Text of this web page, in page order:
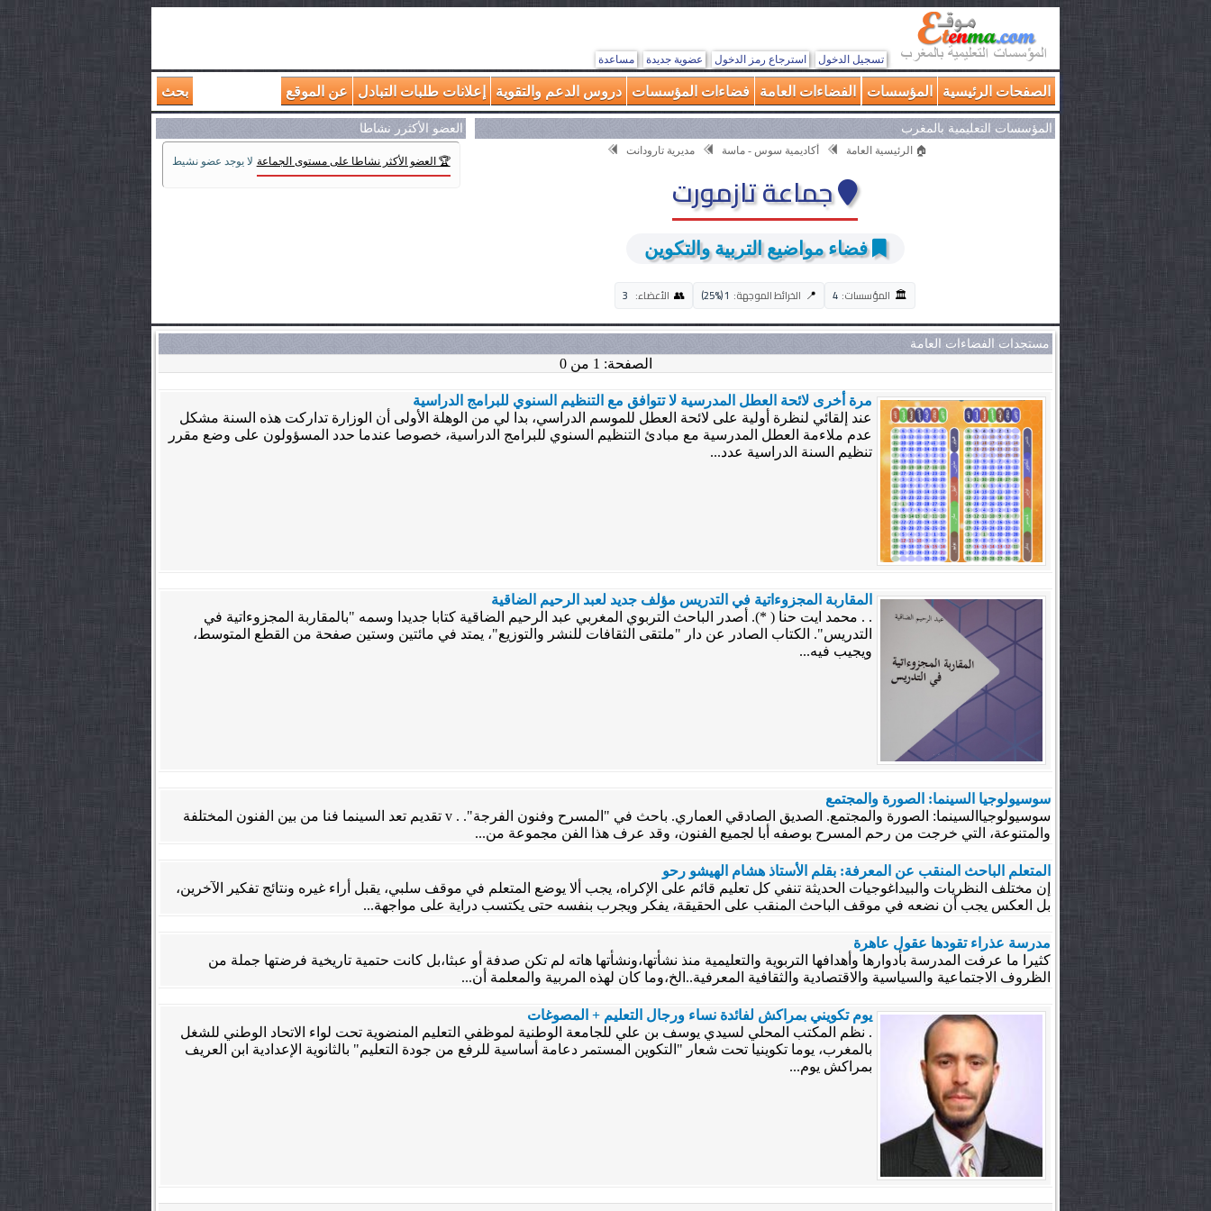
تسجيل الدخول استرجاع رمز الدخول عضوية جديدة مساعدة
الصفحات الرئيسية المؤسسات الفضاءات العامة فضاءات المؤسسات دروس الدعم والتقوية إعلانات طلبات التبادل عن الموقع بحث
المؤسسات التعليمية بالمغرب
🏠 الرئيسية العامة أكاديمية سوس - ماسة مديرية تارودانت
جماعة تازمورت
فضاء مواضيع التربية والتكوين
🏛️ المؤسسات: 4
📍 الخرائط الموجهة: 1 (25%)
👥 الأعضاء: 3
العضو الأكثرر نشاطا
🏆 العضو الأكثر نشاطا على مستوى الجماعة لا يوجد عضو نشيط
مستجدات الفضاءات العامة
الصفحة: 1 من 0
مرة أخرى لائحة العطل المدرسية لا تتوافق مع التنظيم السنوي للبرامج الدراسية
عند إلقائي لنظرة أولية على لائحة العطل للموسم الدراسي، بدا لي من الوهلة الأولى أن الوزارة تداركت هذه السنة مشكل
عدم ملاءمة العطل المدرسية مع مبادئ التنظيم السنوي للبرامج الدراسية، خصوصا عندما حدد المسؤولون على وضع مقرر
تنظيم السنة الدراسية عدد...
المقاربة المجزوءاتية في التدريس مؤلف جديد لعبد الرحيم الضاقية
. . محمد ايت حنا ( *). أصدر الباحث التربوي المغربي عبد الرحيم الضاقية كتابا جديدا وسمه "بالمقاربة المجزوءاتية في
التدريس". الكتاب الصادر عن دار "ملتقى الثقافات للنشر والتوزيع"، يمتد في مائتين وستين صفحة من القطع المتوسط،
ويجيب فيه...
سوسيولوجيا السينما: الصورة والمجتمع
سوسيولوجياالسينما: الصورة والمجتمع. الصديق الصادقي العماري. باحث في "المسرح وفنون الفرجة". . v تقديم تعد السينما فنا من بين الفنون المختلفة
والمتنوعة، التي خرجت من رحم المسرح بوصفه أبا لجميع الفنون، وقد عرف هذا الفن مجموعة من...
المتعلم الباحث المنقب عن المعرفة: بقلم الأستاذ هشام الهيشو رحو
إن مختلف النظريات والبيداغوجيات الحديثة تنفي كل تعليم قائم على الإكراه، يجب ألا يوضع المتعلم في موقف سلبي، يقبل أراء غيره ونتائج تفكير الآخرين،
بل العكس يجب أن نضعه في موقف الباحث المنقب على الحقيقة، يفكر ويجرب بنفسه حتى يكتسب دراية على مواجهة...
مدرسة عذراء تقودها عقول عاهرة
كثيرا ما عرفت المدرسة بأدوارها وأهدافها التربوية والتعليمية منذ نشأتها،ونشأتها هاته لم تكن صدفة أو عبثا،بل كانت حتمية تاريخية فرضتها جملة من
الظروف الاجتماعية والسياسية والاقتصادية والثقافية المعرفية..الخ،وما كان لهذه المربية والمعلمة أن...
يوم تكويني بمراكش لفائدة نساء ورجال التعليم + المصوغات
. نظم المكتب المحلي لسيدي يوسف بن علي للجامعة الوطنية لموظفي التعليم المنضوية تحت لواء الاتحاد الوطني للشغل
بالمغرب، يوما تكوينيا تحت شعار "التكوين المستمر دعامة أساسية للرفع من جودة التعليم" بالثانوية الإعدادية ابن العريف
بمراكش يوم...